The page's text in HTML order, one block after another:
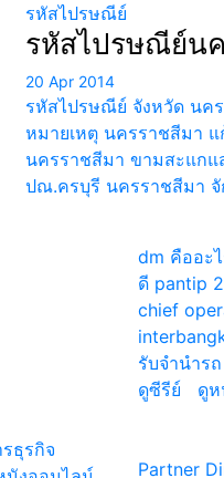
รหัสไปรษณีย์
รหัสไปรษณีย์น
20 Apr 2014
รหัสไปรษณีย์ จังหวัด นค
หมายเหตุ นครราชสีมา
นครราชสีมา ขามสะแก
ปณ.ครบุรี นครราชสีมา
ธุรกิจ
dm คืออะ
ดี pantip
chief
รับจํานํารถ
ดูซีรีย์
ดู
Partner